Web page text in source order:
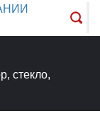
стекло,